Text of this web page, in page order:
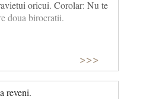
oricui. Corolar: Nu te
doua birocratii.
>>>
reveni.